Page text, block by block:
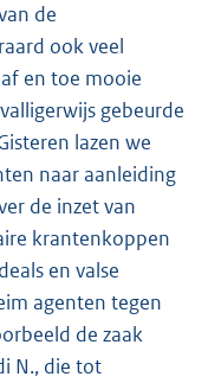
de
ook veel
en toe mooie
gebeurde
lazen we
naar aanleiding
de inzet van
krantenkoppen
en valse
agenten tegen
de zaak
N., die tot